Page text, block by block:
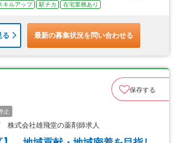
キルアップ 駅チカ 在宅業務あり
る 最新の募集状況を問い合わせる
保存する
止
式会社雄飛堂の薬剤師求人